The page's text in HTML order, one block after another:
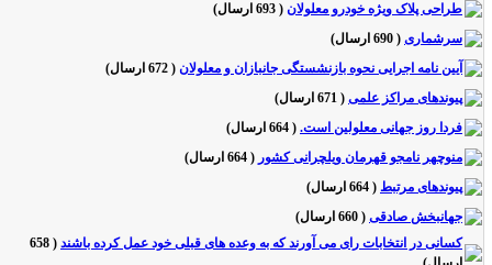
طراحی پلاک ویژه خودرو معلولان(693 ارسال
)
سرشماری (690 ارسال
)
آیین نامه اجرایی نحوه بازنشستگی جانبازان و معلولان(672 ارسال
)
پیوندهای مراکز علمی( 671 ارسال
)
فردا روز جهانی معلولین است.(664 ارسال
)
منوچهر نامجو قهرمان ویلچرانی کشور(664 ارسال
)
پیوندهای مرتبط(664 ارسال
)
جهانبخش صادقی( 660 ارسال
)
کسانی در انتخابات رای می آورند که به وعده های قبلی خود عمل کرده باشند(
658